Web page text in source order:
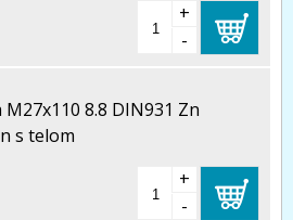
+
-
8.8 DIN931 Zn
s telom
+
-